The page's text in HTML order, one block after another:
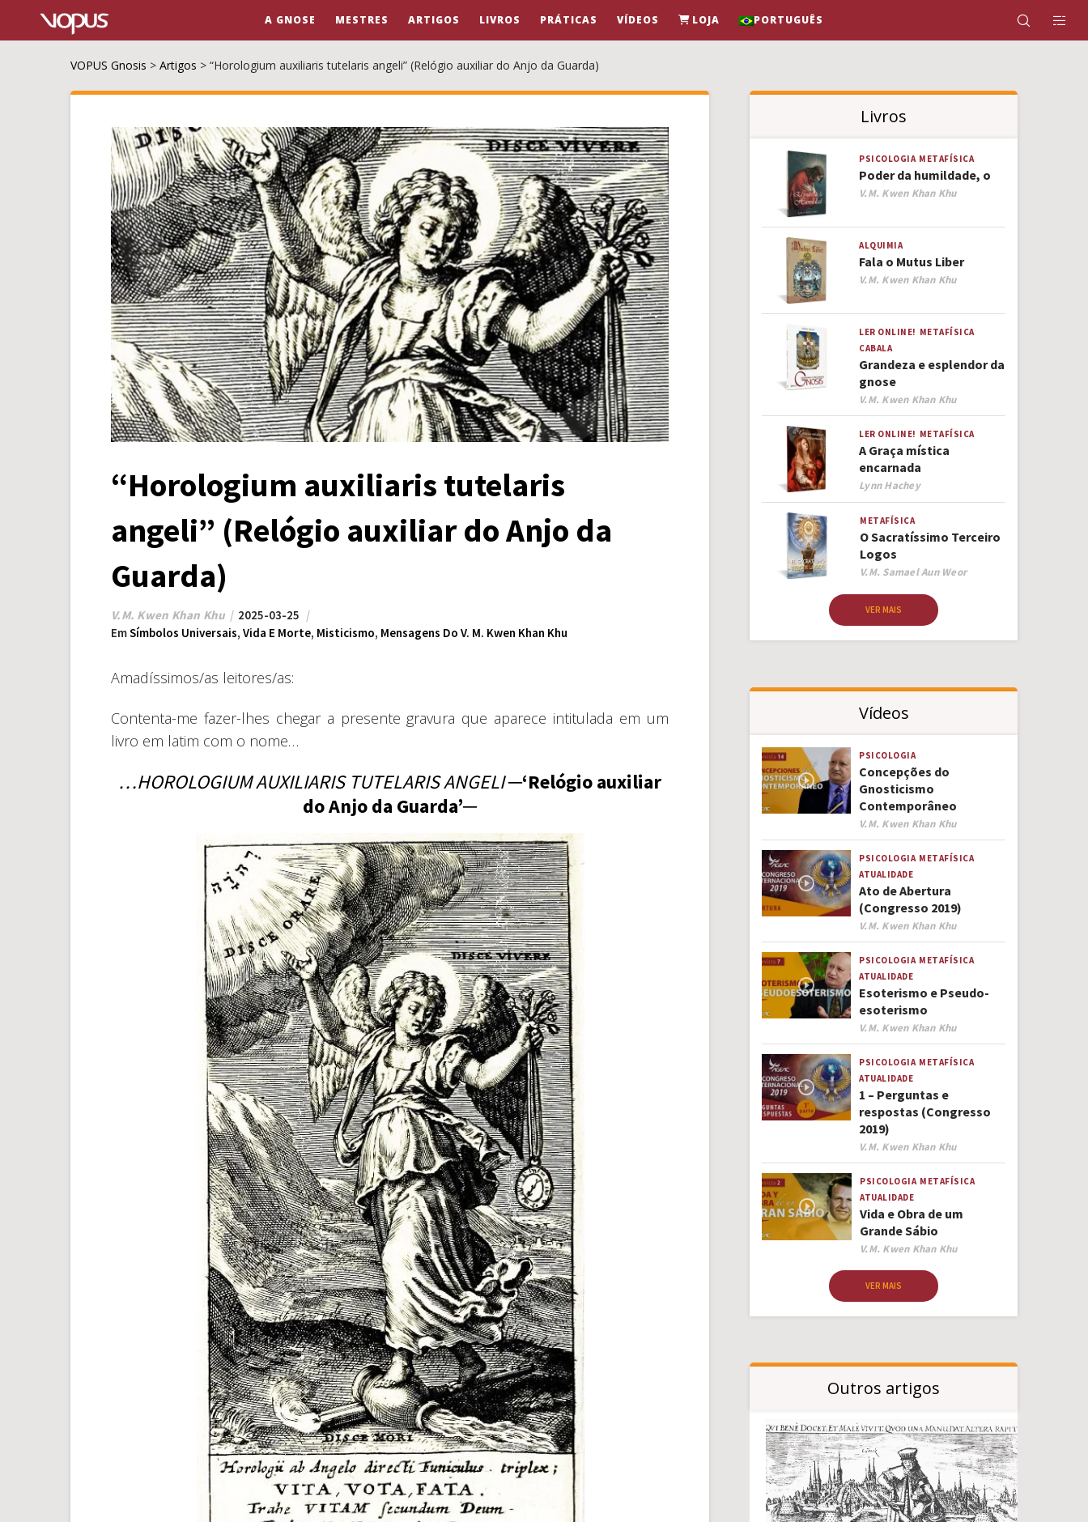
A GNOSE MESTRES ARTIGOS LIVROS PRÁTICAS VÍDEOS LOJA PORTUGUÊS
VOPUS Gnosis > Artigos > “Horologium auxiliaris tutelaris angeli” (Relógio auxiliar do Anjo da Guarda)
“Horologium auxiliaris tutelaris
angeli” (Relógio auxiliar do Anjo da
Guarda)
V.M. Kwen Khan Khu
2025-03-25
EmSímbolos Universais, Vida E Morte, Misticismo, Mensagens Do V. M. Kwen Khan Khu
Amadíssimos/as leitores/as:
Contenta-me fazer-lhes chegar a presente gravura que aparece intitulada em um
livro em latim com o nome…
…HOROLOGIUM AUXILIARIS TUTELARIS ANGELI─‘Relógio auxiliar
do Anjo da Guarda’─
Livros
PSICOLOGIA METAFÍSICA
Poder da humildade, o
Author
V.M. Kwen Khan Khu
ALQUIMIA
Fala o Mutus Liber
Author
V.M. Kwen Khan Khu
LER ONLINE! METAFÍSICA
CABALA
Grandeza e esplendor da
gnose
Author
V.M. Kwen Khan Khu
LER ONLINE! METAFÍSICA
A Graça mística
encarnada
Author
Lynn Hachey
METAFÍSICA
O Sacratíssimo Terceiro
Logos
Author
V.M. Samael Aun Weor
VER MAIS
Vídeos
PSICOLOGIA
Concepções do
Gnosticismo
Contemporâneo
Author
V.M. Kwen Khan Khu
PSICOLOGIA METAFÍSICA
ATUALIDADE
Ato de Abertura
(Congresso 2019)
Author
V.M. Kwen Khan Khu
PSICOLOGIA METAFÍSICA
ATUALIDADE
Esoterismo e Pseudo-
esoterismo
Author
V.M. Kwen Khan Khu
PSICOLOGIA METAFÍSICA
ATUALIDADE
1 – Perguntas e
respostas (Congresso
2019)
Author
V.M. Kwen Khan Khu
PSICOLOGIA METAFÍSICA
ATUALIDADE
Vida e Obra de um
Grande Sábio
Author
V.M. Kwen Khan Khu
VER MAIS
Outros artigos